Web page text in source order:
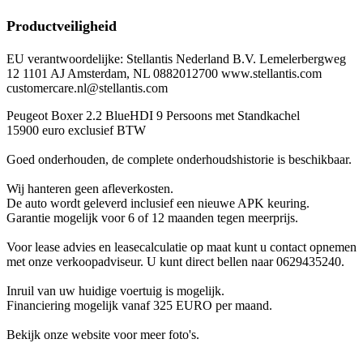
Productveiligheid
EU verantwoordelijke: Stellantis Nederland B.V. Lemelerbergweg
12 1101 AJ Amsterdam, NL 0882012700 www.stellantis.com
customercare.nl@stellantis.com
Peugeot Boxer 2.2 BlueHDI 9 Persoons met Standkachel
15900 euro exclusief BTW
Goed onderhouden, de complete onderhoudshistorie is beschikbaar.
Wij hanteren geen afleverkosten.
De auto wordt geleverd inclusief een nieuwe APK keuring.
Garantie mogelijk voor 6 of 12 maanden tegen meerprijs.
Voor lease advies en leasecalculatie op maat kunt u contact opnemen
met onze verkoopadviseur. U kunt direct bellen naar 0629435240.
Inruil van uw huidige voertuig is mogelijk.
Financiering mogelijk vanaf 325 EURO per maand.
Bekijk onze website voor meer foto's.